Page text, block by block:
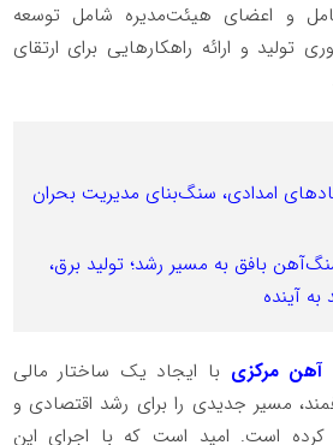
و اعضای هیئت‌مدیره شامل توسعه
تولید و ارائه راهکارهایی برای ارتقای
امدادی، سنگ‌بنای مدیریت بحران
بافق به مسیر رشد؛ تولید برق،
به آینده
مرکزی با ایجاد یک ساختار مالی
مسیر جدیدی را برای رشد اقتصادی و
کرده است. امید است که با اجرای این